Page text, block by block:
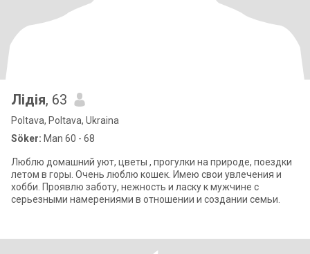
Лідія, 63
Poltava, Poltava, Ukraina
Söker: Man 60 - 68
Люблю домашний уют, цветы , прогулки на природе, поездки
летом в горы. Очень люблю кошек. Имею свои увлечения и
хобби. Проявлю заботу, нежность и ласку к мужчине с
серьезными намерениями в отношении и создании семьи.